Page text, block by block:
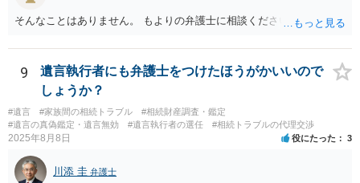
そんなことはありません。 もよりの弁護士に相談ください。
9
遺言執行者にも弁護士をつけたほうがかいいので
しょうか？
#遺言 #家族間の相続トラブル
#相続財産調査・鑑定
#遺言の真偽鑑定・遺言無効
#遺言執行者の選任 #相続トラブルの代理交渉
2025年8月8日 役にたった 3
川添 圭 弁護士